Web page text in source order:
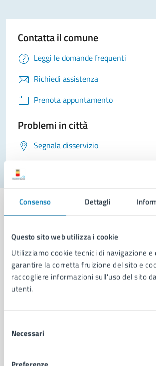
Consenso Dettagli
Questo sito web utilizza i cookie
Utilizziamo cookie tecnici di navigazione e
garantire la corretta fruizione del sito e
raccogliere informazioni sull'uso del sito
utenti.
delNecessari
Contatta il comune
Leggi le domande frequenti
Richiedi assistenza
Prenota appuntamento
Problemi in città
Segnala disservizio
Comune di Napoli
AMMINISTRAZIONE
Aree amministrative
Enti e fondazioni
Personale amministrativo